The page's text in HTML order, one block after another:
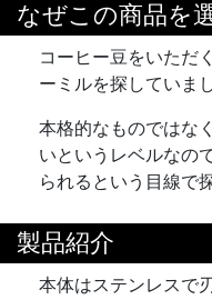
なぜこの商品を
コーヒー豆をいただ
ーミルを探していまし
本格的なものではな
いというレベルなの
られるという目線で
製品紹介
本体はステンレスで